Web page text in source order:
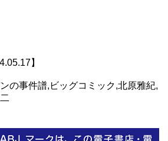
】
の事件譜,ビッグコミック,北原雅紀,